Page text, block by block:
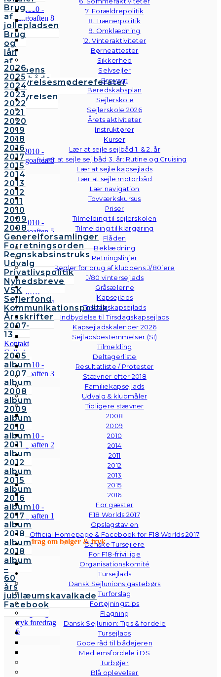
7. Forældrepolitik
8. Trænerpolitik
9. Omklædning
12. Vinteraktiviteter
Børneattester
Sikkerhed
Selvsejler
Brovagt
Beredskabsplan
Sejlerskole
Sejlerskole 2026
Årets aktiviteter
Instruktører
Kurser
Lær at sejle sejlbåd 1. & 2. år
Lær at sejle sejlbåd 3. år: Rutine og Cruising
Lær at sejle kapsejlads
Lær at sejle motorbåd
Lær navigation
Tovværkskursus
Priser
Tilmelding til sejlerskolen
Tilmelding til klargøring
Flåden
Beklædning
Retningslinjer
Regler for brug af klubbens J/80’ere
J/80 vintersejlads
Gråsælerne
Kapsejlads
Tirsdagskapsejlads
Indbydelse til Tirsdagskapsejlads
Kapsejladskalender 2026
Sejladsbestemmelser (SI)
Tilmelding
Deltagerliste
Resultatliste / Protester
Stævner efter 2018
Familiekapsejlads
Udvalg & klubmåler
Tidligere stævner
2008
2009
2010
2014
2011
2012
2013
2015
2016
For gæster
F18 Worlds 2017
Opslagstavlen
Official Homepage & Facebook for F18 Worlds 2017
Danske Tursejlere
For F18-frivillige
Organisationskomité
Tursejlads
Dansk Sejlunions gastebørs
Turforslag
Fortøjningstips
Flagning
Dansk Sejlunion: Tips & fordele
Tursejlads
Gode råd til bådejeren
Medlemsfordele i DS
Turbøjer
Blå oplevelser
Brug
af
jollepladsen
Brug
og
lån
af
klubbens
følgebåde
Vedtægter
Bestyrelsen
Bestyrelsesmødereferater
2026
2025
2024
2023
2022
2021
2020
2019
2018
2016
2017
2015
2014
2013
2012
2011
2010
2009
2008
Generelforsamlinger
Forretningsorden
Regnskabsinstruks
Udvalg
Privatlivspolitik
Nyhedsbreve
VSK
Sejlerfond
Kommunikationspolitik
Årsskrifter
2007-
13
Kontakt
Galleri
Andre
fotos
2005
album
2007
album
2008
album
2009
album
2010
album
2011
album
2012
album
2015
album
2016
album
2017
album
2018
album
2018
album
–
60
års
jubilæumskavalkade
Facebook
Foredrag om bølger & tryk